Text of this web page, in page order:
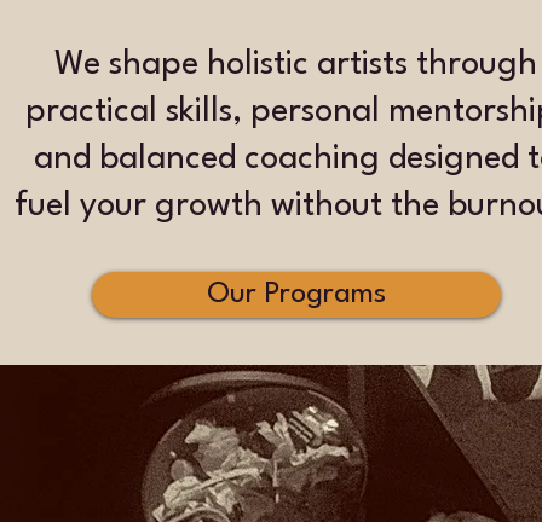
We shape holistic artists through
practical skills, personal
and balanced coaching designed
fuel your growth without the
Our Programs